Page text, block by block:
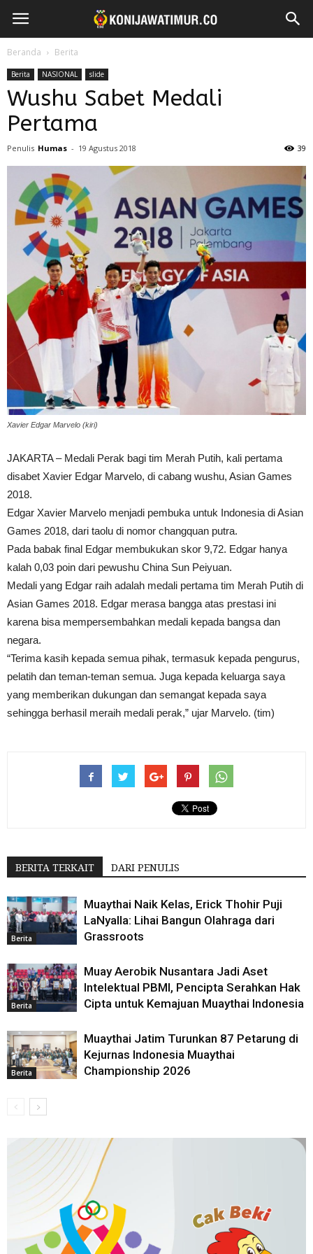
Beranda Berita
Berita NASIONAL slide
Wushu Sabet Medali
Pertama
Penulis Humas - 19 Agustus 2018 39
Xavier Edgar Marvelo (kiri)
JAKARTA – Medali Perak bagi tim Merah Putih, kali pertama
disabet Xavier Edgar Marvelo, di cabang wushu, Asian Games
2018.
Edgar Xavier Marvelo menjadi pembuka untuk Indonesia di Asian
Games 2018, dari taolu di nomor changquan putra.
Pada babak final Edgar membukukan skor 9,72. Edgar hanya
kalah 0,03 poin dari pewushu China Sun Peiyuan.
Medali yang Edgar raih adalah medali pertama tim Merah Putih di
Asian Games 2018. Edgar merasa bangga atas prestasi ini
karena bisa mempersembahkan medali kepada bangsa dan
negara.
“Terima kasih kepada semua pihak, termasuk kepada pengurus,
pelatih dan teman-teman semua. Juga kepada keluarga saya
yang memberikan dukungan dan semangat kepada saya
sehingga berhasil meraih medali perak,” ujar Marvelo. (tim)
BERITA TERKAIT DARI PENULIS
Berita
Muaythai Naik Kelas, Erick Thohir Puji
LaNyalla: Lihai Bangun Olahraga dari
Grassroots
Berita
Muay Aerobik Nusantara Jadi Aset
Intelektual PBMI, Pencipta Serahkan Hak
Cipta untuk Kemajuan Muaythai Indonesia
Berita
Muaythai Jatim Turunkan 87 Petarung di
Kejurnas Indonesia Muaythai
Championship 2026